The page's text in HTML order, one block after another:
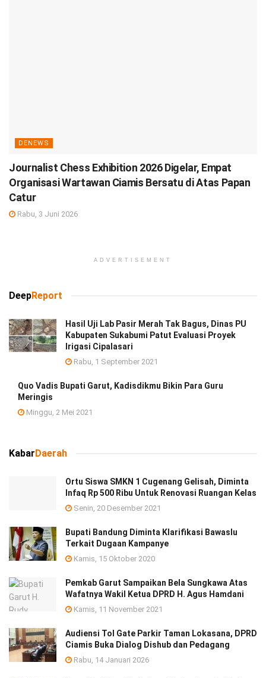
DENEWS
Journalist Chess Exhibition 2026 Digelar, Empat
Organisasi Wartawan Ciamis Bersatu di Atas Papan
Catur
Rabu, 3 Juni 2026
ADVERTISEMENT
DeepReport
Hasil Uji Lab Pasir Merah Tak Bagus, Dinas PU
Kabupaten Sukabumi Patut Evaluasi Proyek
Irigasi Cipalasari
Rabu, 1 September 2021
Quo Vadis Bupati Garut, Kadisdikmu Bikin Para Guru
Meringis
Minggu, 2 Mei 2021
KabarDaerah
Ortu Siswa SMKN 1 Cugenang Gelisah, Diminta
Infaq Rp 500 Ribu Untuk Renovasi Ruangan Kelas
Senin, 20 Desember 2021
Bupati Bandung Diminta Klarifikasi Bawaslu
Terkait Dugaan Kampanye
Kamis, 15 Oktober 2020
Pemkab Garut Sampaikan Bela Sungkawa Atas
Wafatnya Wakil Ketua DPRD H. Agus Hamdani
Kamis, 11 November 2021
Audiensi Tol Gate Parkir Taman Lokasana, DPRD
Ciamis Buka Dialog Dishub dan Pedagang
Rabu, 14 Januari 2026